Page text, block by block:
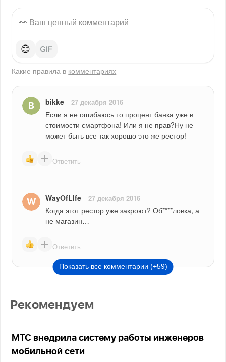
😊
Какие правила в комментариях
bikke 27 декабря 2016
Если я не ошибаюсь то процент банка уже в
стоимости смартфона! Или я не прав?Ну не
может быть все так хорошо это же рестор!
Ответить
WayOfLlfe 27 декабря 2016
Когда этот рестор уже закроют? Об****ловка, а
не магазин…
Ответить
Показать все комментарии (+59)
Рекомендуем
МТС внедрила систему работы инженеров
мобильной сети